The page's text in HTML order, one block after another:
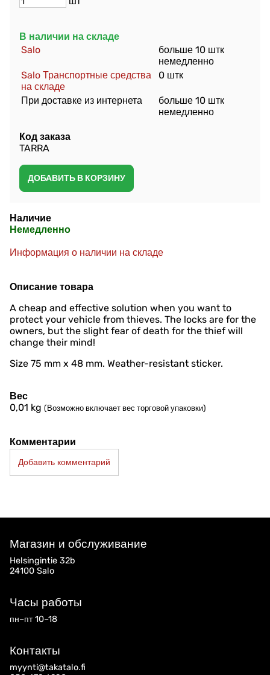
В наличии на складе
Salo
больше 10 штк
немедленно
Salo Транспортные средства
на складе
0 штк
При доставке из интернета
больше 10 штк
немедленно
Код заказа
TARRA
Наличие
Немедленно
Информация о наличии на складе
Описание товара
A cheap and effective solution when you want to
protect your vehicle from thieves. The locks are for the
owners, but the slight fear of death for the thief will
change their mind!
Size 75 mm x 48 mm. Weather-resistant sticker.
Вес
0,01 kg (Возможно включает вес торговой упаковки)
Комментарии
Добавить комментарий
Магазин и обслуживание
Helsingintie 32b
24100 Salo
Часы работы
пн–пт 10–18
Контакты
myynti@takatalo.fi